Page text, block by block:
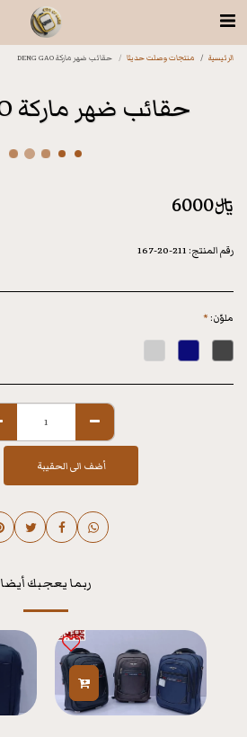
الرئيسية منتجات وصلت حديثا حقائب ضهر ماركة DENG GAO
حقائب ضهر ماركة DENG GAO
6000﷼
رقم المنتج:211-20-167
ملوّن:*
أضف الى الحقيبة
ربما يعجبك أيضا